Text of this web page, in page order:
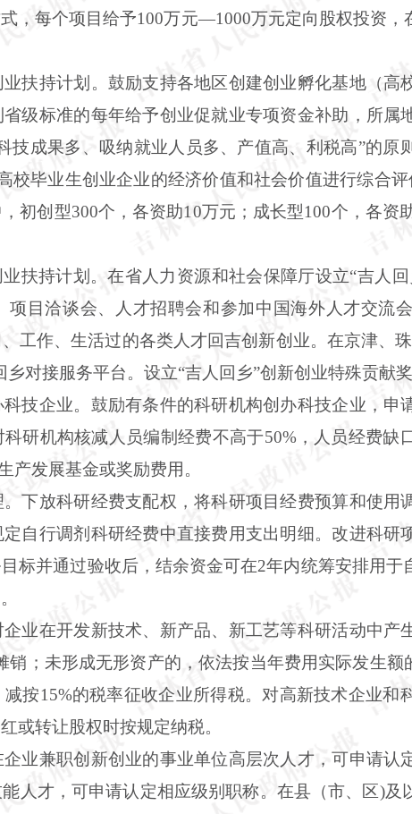
，每个项目给予100万元—1000万元定向股权投资，
业扶持计划。鼓励支持各地区创建创业孵化基地（高
级标准的每年给予创业促就业专项资金补助，所属
技成果多、吸纳就业人员多、产值高、利税高”的原
校毕业生创业企业的经济价值和社会价值进行综合
初创型300个，各资助10万元；成长型100个，各资
业扶持计划。在省人力资源和社会保障厅设立“吉人
项目洽谈会、人才招聘会和参加中国海外人才交流
工作、生活过的各类人才回吉创新创业。在京津、
对接服务平台。设立“吉人回乡”创新创业特殊贡献奖
科技企业。鼓励有条件的科研机构创办科技企业，申
研机构核减人员编制经费不高于50%，人员经费缺
产发展基金或奖励费用。
。下放科研经费支配权，将科研项目经费预算和使
自行调剂科研经费中直接费用支出明细。改进科研
标并通过验收后，结余资金可在2年内统筹安排用于
企业在开发新技术、新产品、新工艺等科研活动中产
销；未形成无形资产的，依法按当年费用实际发生额
按15%的税率征收企业所得税。对高新技术企业和
或转让股权时按规定纳税。
企业兼职创新创业的事业单位高层次人才，可申请
人才，可申请认定相应级别职称。在县（市、区)及